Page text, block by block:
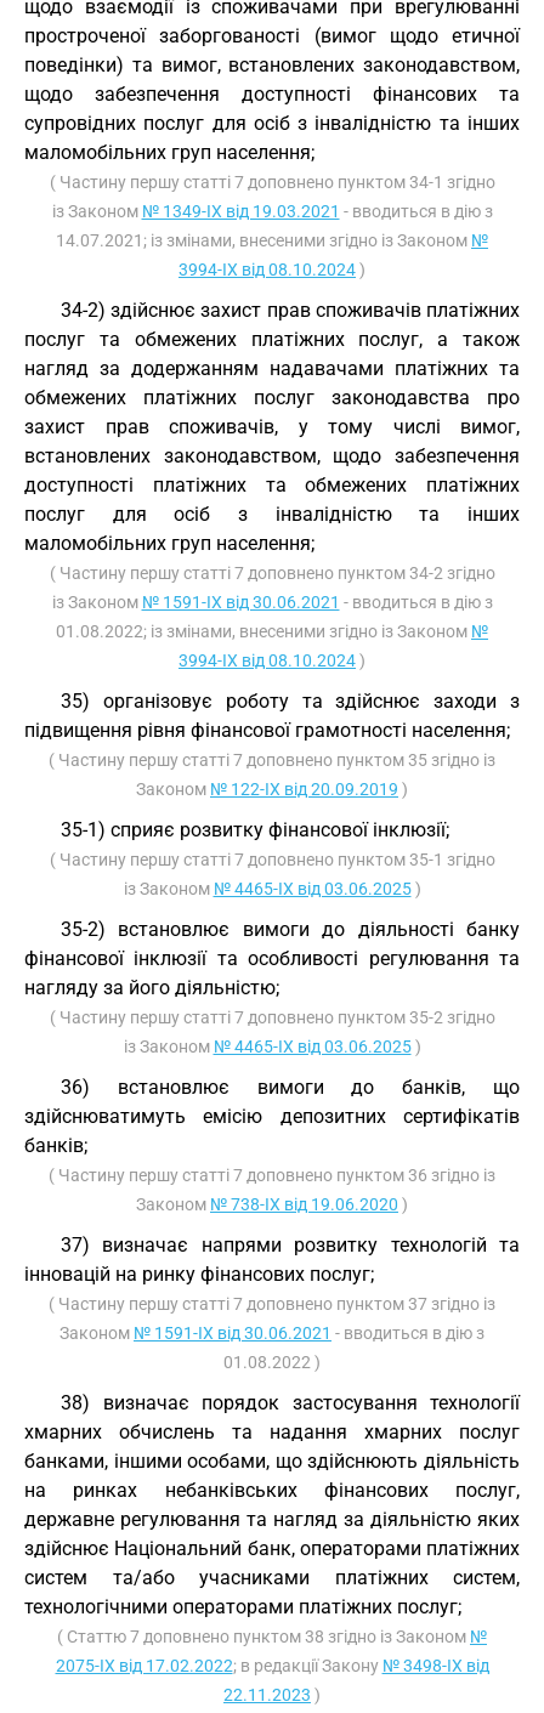
щодо взаємодії із споживачами при врегулюванні
простроченої заборгованості (вимог щодо етичної
поведінки) та вимог, встановлених законодавством,
щодо забезпечення доступності фінансових та
супровідних послуг для осіб з інвалідністю та інших
маломобільних груп населення;
( Частину першу статті 7 доповнено пунктом 34-1 згідно
із Законом № 1349-IX від 19.03.2021 - вводиться в дію з
14.07.2021; із змінами, внесеними згідно із Законом №
3994-IX від 08.10.2024)
34-2) здійснює захист прав споживачів платіжних
послуг та обмежених платіжних послуг, а також
нагляд за додержанням надавачами платіжних та
обмежених платіжних послуг законодавства про
захист прав споживачів, у тому числі вимог,
встановлених законодавством, щодо забезпечення
доступності платіжних та обмежених платіжних
послуг для осіб з інвалідністю та інших
маломобільних груп населення;
( Частину першу статті 7 доповнено пунктом 34-2 згідно
із Законом № 1591-IX від 30.06.2021 - вводиться в дію з
01.08.2022; із змінами, внесеними згідно із Законом №
3994-IX від 08.10.2024)
35) організовує роботу та здійснює заходи з
підвищення рівня фінансової грамотності населення;
( Частину першу статті 7 доповнено пунктом 35 згідно із
Законом № 122-IX від 20.09.2019 )
35-1) сприяє розвитку фінансової інклюзії;
( Частину першу статті 7 доповнено пунктом 35-1 згідно
із Законом № 4465-IX від 03.06.2025)
35-2) встановлює вимоги до діяльності банку
фінансової інклюзії та особливості регулювання та
нагляду за його діяльністю;
( Частину першу статті 7 доповнено пунктом 35-2 згідно
із Законом № 4465-IX від 03.06.2025)
36) встановлює вимоги до банків, що
здійснюватимуть емісію депозитних сертифікатів
банків;
( Частину першу статті 7 доповнено пунктом 36 згідно із
Законом № 738-IX від 19.06.2020 )
37) визначає напрями розвитку технологій та
інновацій на ринку фінансових послуг;
( Частину першу статті 7 доповнено пунктом 37 згідно із
Законом № 1591-IX від 30.06.2021 - вводиться в дію з
01.08.2022 )
38) визначає порядок застосування технології
хмарних обчислень та надання хмарних послуг
банками, іншими особами, що здійснюють діяльність
на ринках небанківських фінансових послуг,
державне регулювання та нагляд за діяльністю яких
здійснює Національний банк, операторами платіжних
систем та/або учасниками платіжних систем,
технологічними операторами платіжних послуг;
( Статтю 7 доповнено пунктом 38 згідно із Законом №
2075-IX від 17.02.2022; в редакції Закону № 3498-IX від
22.11.2023 )